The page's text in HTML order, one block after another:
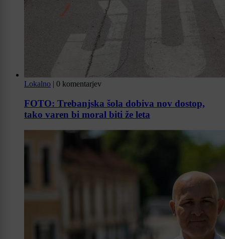
Lokalno | 0 komentarjev
FOTO: Trebanjska šola dobiva nov dostop,
tako varen bi moral biti že leta